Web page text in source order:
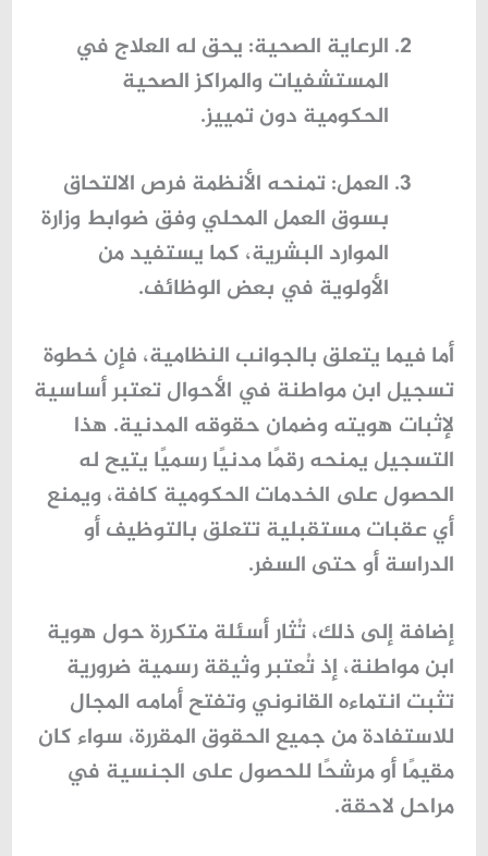
الرعاية الصحية: يحق له العلاج في
المستشفيات والمراكز الصحية
الحكومية دون تمييز.
العمل: تمنحه الأنظمة فرص الالتحاق
بسوق العمل المحلي وفق ضوابط وزارة
الموارد البشرية، كما يستفيد من
الأولوية في بعض الوظائف.
أما فيما يتعلق بالجوانب النظامية، فإن خطوة
تسجيل ابن مواطنة في الأحوالتعتبر أساسية
لإثبات هويته وضمان حقوقه المدنية. هذا
التسجيل يمنحه رقمًا مدنيًا رسميًا يتيح له
الحصول على الخدمات الحكومية كافة، ويمنع
أي عقبات مستقبلية تتعلق بالتوظيف أو
الدراسة أو حتى السفر.
إضافة إلى ذلك، تُثار أسئلة متكررة حول هوية
ابن مواطنة، إذ تُعتبر وثيقة رسمية ضرورية
تثبت انتماءه القانوني وتفتح أمامه المجال
للاستفادة من جميع الحقوق المقررة، سواء كان
مقيمًا أو مرشحًا للحصول على الجنسية في
مراحل لاحقة.